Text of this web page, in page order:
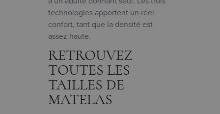
technologies apportent un réel
confort, tant que la densité est
assez haute.
RETROUVEZ
TOUTES LES
TAILLES DE
MATELAS